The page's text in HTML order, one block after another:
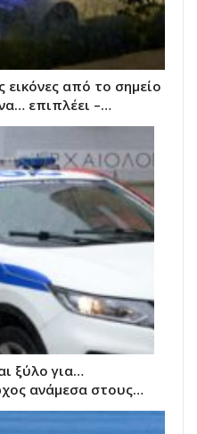
εικόνες από το σημείο
επιπλέει –…
ξύλο για…
ανάμεσα στους…